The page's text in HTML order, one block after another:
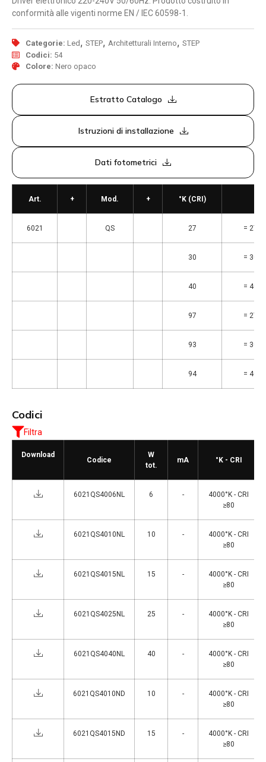
conformità alle vigenti norme EN / IEC 60598-1.
Categorie: Led, STEP, Architetturali Interno, STEP
Codici: 54
Colore: Nero opaco
Estratto Catalogo
Istruzioni di installazione
Dati fotometrici
Art. + Mod. + °K (CRI)
6021 QS 27 =
30 =
40 =
97 =
93 =
94 =
Codici
Filtra
Download
Codice
W
tot.
mA °K - CRI
6021QS4006NL 6 -
4000°K - CRI
≥80
6021QS4010NL 10 -
4000°K - CRI
≥80
6021QS4015NL 15 -
4000°K - CRI
≥80
6021QS4025NL 25 -
4000°K - CRI
≥80
6021QS4040NL 40 -
4000°K - CRI
≥80
6021QS4010ND 10 -
4000°K - CRI
≥80
6021QS4015ND 15 -
4000°K - CRI
≥80